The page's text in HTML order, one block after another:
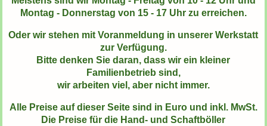
Montag - Donnerstag von 15 - 17 Uhr zu erreichen.
Oder wir stehen mit Voranmeldung in unserer Werkstatt
zur Verfügung.
Bitte denken Sie daran, dass wir ein kleiner
Familienbetrieb sind,
wir arbeiten viel, aber nicht immer.
Alle Preise auf dieser Seite sind in Euro und inkl. MwSt.
Die Preise für die Hand- und Schaftböller